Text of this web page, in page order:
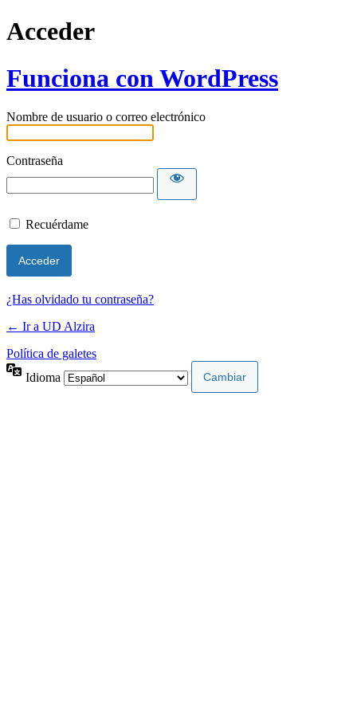
Acceder
Funciona con WordPress
Nombre de usuario o correo electrónico
Contraseña
Recuérdame
¿Has olvidado tu contraseña?
← Ir a UD Alzira
Política de galetes
Idioma